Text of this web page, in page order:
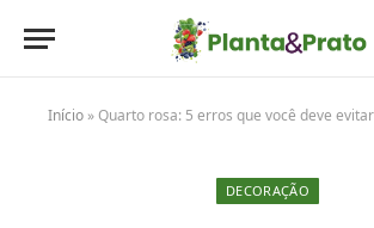
Início»Quarto rosa: 5 erros que você deve
DECORAÇÃO